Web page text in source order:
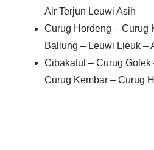
Air Terjun Leuwi Asih
Curug Hordeng – Curug
Baliung – Leuwi Lieuk –
Cibakatul – Curug
Curug Kembar – Curug